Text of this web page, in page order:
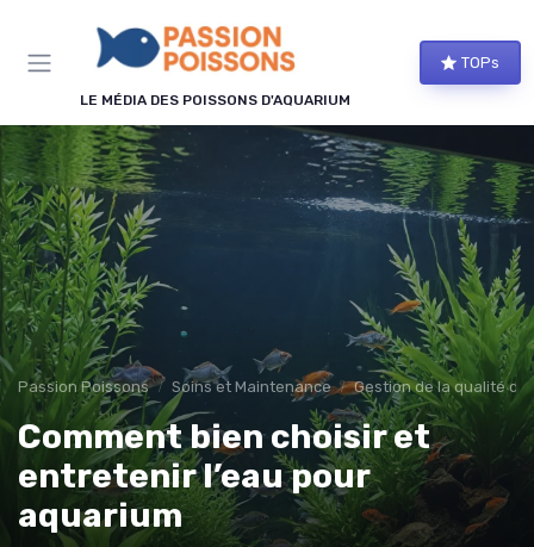
LE MÉDIA DES POISSONS D'AQUARIUM
TOPs
Passion Poissons Soins et Maintenance Gestion de la qualité de
Comment bien choisir et
entretenir l’eau pour
aquarium